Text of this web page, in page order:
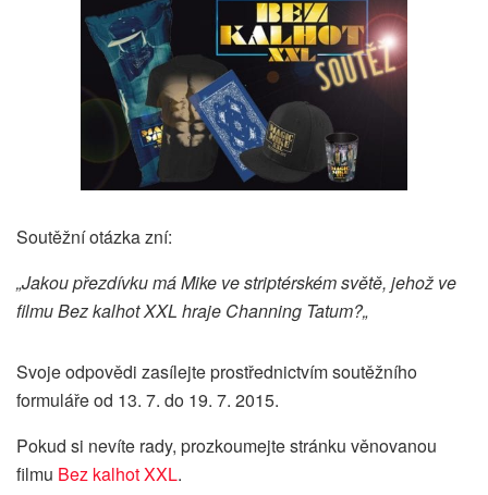
Soutěžní otázka zní:
„Jakou přezdívku má Mike ve striptérském světě, jehož ve
filmu Bez kalhot XXL hraje Channing Tatum?„
Svoje odpovědi zasílejte prostřednictvím soutěžního
formuláře od 13. 7. do 19. 7. 2015.
Pokud si nevíte rady, prozkoumejte stránku věnovanou
filmu Bez kalhot XXL.